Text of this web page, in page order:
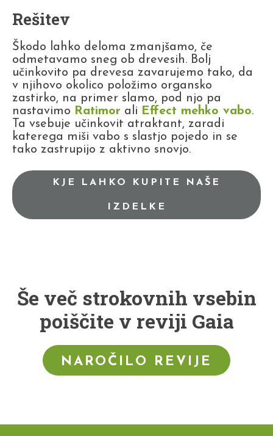
Rešitev
Škodo lahko deloma zmanjšamo, če
odmetavamo sneg ob drevesih. Bolj
učinkovito pa drevesa zavarujemo tako, da
v njihovo okolico položimo organsko
zastirko, na primer slamo, pod njo pa
nastavimo Ratimor ali Effect mehko vabo.
Ta vsebuje učinkovit atraktant, zaradi
katerega miši vabo s slastjo pojedo in se
tako zastrupijo z aktivno snovjo.
KJE LAHKO KUPITE NAŠE
IZDELKE
Še več strokovnih vsebin
poiščite v reviji Gaia
NAROČILO REVIJE